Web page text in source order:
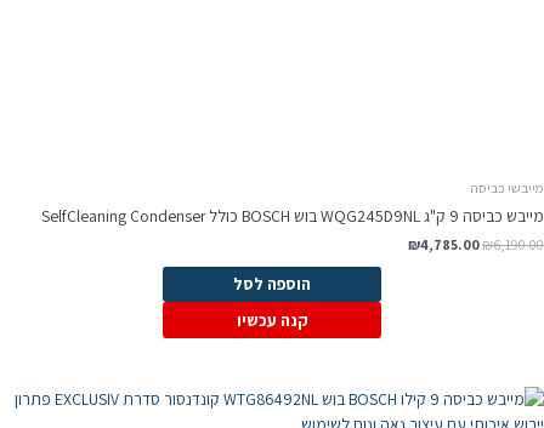
מייבשי כביסה
מייבש כביסה 9 ק"ג WQG245D9NL בוש BOSCH כולל SelfCleaning Condenser
₪6,190.00
₪4,785.00
הוספה לסל
קנה עכשיו